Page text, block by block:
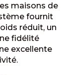
maisons de
fournit
réduit, un
fidélité
excellente